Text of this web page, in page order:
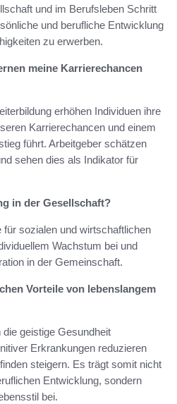
und im Berufsleben Schritt
und berufliche Entwicklung
zu erwerben.
meine Karrierechancen
erhöhen Individuen ihre
Karrierechancen und einem
führt. Arbeitgeber schätzen
sehen dies als Indikator für
in der Gesellschaft?
für sozialen und wirtschaftlichen
Wachstum bei und
in der Gemeinschaft.
Vorteile von lebenslangem
geistige Gesundheit
Erkrankungen reduzieren
steigern. Es trägt somit nicht
Entwicklung, sondern
bei.